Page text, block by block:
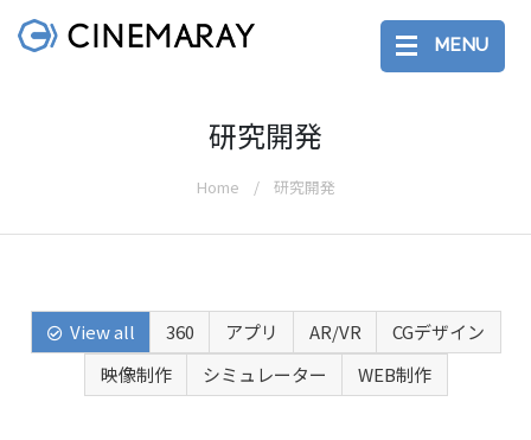
MENU
研究開発
Home 研究開発
View all 360 アプリ AR/VR
CGデザイン
映像制作
シミュレーター WEB制作